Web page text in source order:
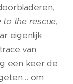
to the rescue,
eigenlijk
van
een keer de
om